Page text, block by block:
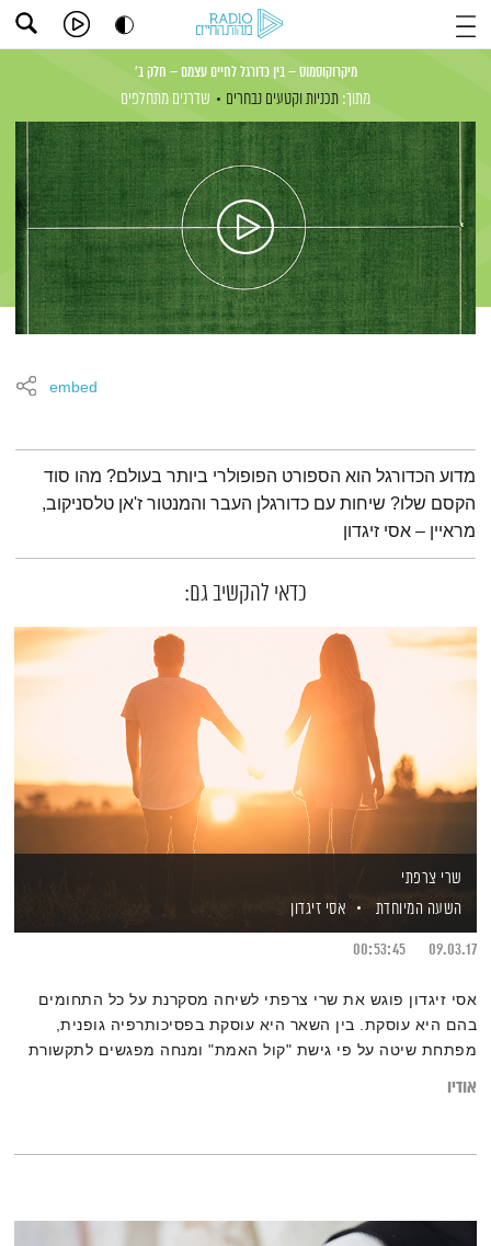
מיקרוקוסמוס – בין כדורגל לחיים עצמם – חלק ב'
מתוך: תכניות וקטעים נבחרים שדרנים מתחלפים
embed
תמצית הפודקאסט
מדוע הכדורגל הוא הספורט הפופולרי ביותר בעולם? מהו סוד
הקסם שלו? שיחות עם כדורגלן העבר והמנטור ז'אן טלסניקוב,
מראיין – אסי זיגדון
כדאי להקשיב גם:
שרי צרפתי
השעה המיוחדת
אסי זיגדון
09.03.17
00:53:45
אסי זיגדון פוגש את שרי צרפתי לשיחה מסקרנת על כל התחומים
בהם היא עוסקת. בין השאר היא עוסקת בפסיכותרפיה גופנית,
מפתחת שיטה על פי גישת "קול האמת" ומנחה מפגשים לתקשורת
אודיו